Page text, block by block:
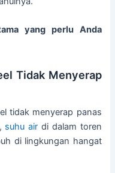
yang perlu Anda
Tidak Menyerap
tidak menyerap panas
suhu air di dalam toren
di lingkungan hangat